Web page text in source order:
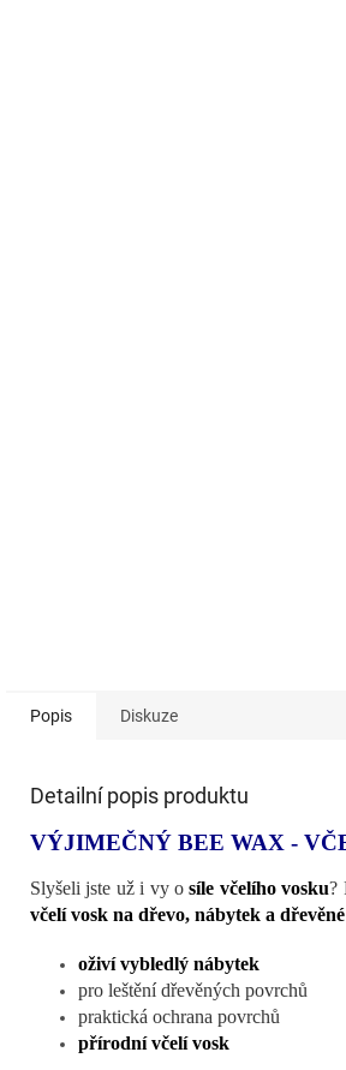
Popis Diskuze
Detailní popis produktu
VÝJIMEČNÝ BEE WAX -
Slyšeli jste už i vy osíle včelího vosku?
včelí vosk na dřevo, nábytek a
oživí vybledlý nábytek
pro leštění dřevěných povrchů
praktická ochrana povrchů
přírodní včelí vosk